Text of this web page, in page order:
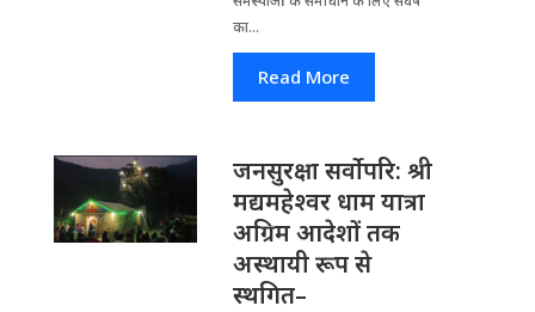
का...
Read More
जनसुरक्षा सर्वोपरि: श्री
मद्यमहेश्वर धाम यात्रा
अग्रिम आदेशों तक
अस्थायी रूप से
स्थगित–